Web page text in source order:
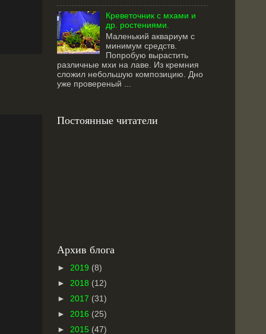
Креветочник с мхами и
др. ростениями.
Маленький аквариум с
минимум средств.
Попробую вырастить
различные мхи на лаве. Из кремния
сложил небольшую композицию. Дно
уже провереный ...
Постоянные читатели
Архив блога
► 2019 (8)
► 2018 (12)
► 2017 (31)
► 2016 (25)
► 2015 (47)